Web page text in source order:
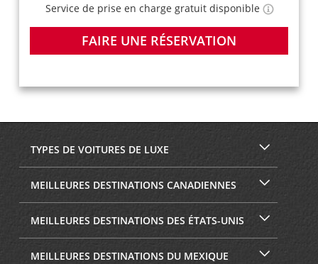
Service de prise en charge gratuit disponible
FAIRE UNE RÉSERVATION
TYPES DE VOITURES DE LUXE
MEILLEURES DESTINATIONS CANADIENNES
MEILLEURES DESTINATIONS DES ÉTATS-UNIS
MEILLEURES DESTINATIONS DU MEXIQUE